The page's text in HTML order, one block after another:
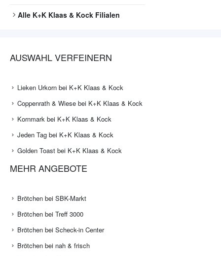
Alle K+K Klaas & Kock Filialen
AUSWAHL VERFEINERN
Lieken Urkorn bei K+K Klaas & Kock
Coppenrath & Wiese bei K+K Klaas & Kock
Kornmark bei K+K Klaas & Kock
Jeden Tag bei K+K Klaas & Kock
Golden Toast bei K+K Klaas & Kock
MEHR ANGEBOTE
Brötchen bei SBK-Markt
Brötchen bei Treff 3000
Brötchen bei Scheck-in Center
Brötchen bei nah & frisch